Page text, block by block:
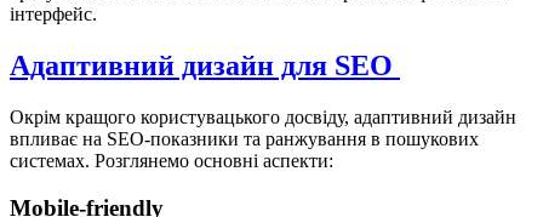
інтерфейс.
Адаптивний дизайн для SEO
Окрім кращого користувацького досвіду, адаптивний дизайн
впливає на SEO-показники та ранжування в пошукових
системах. Розглянемо основні аспекти:
Mobile-friendly